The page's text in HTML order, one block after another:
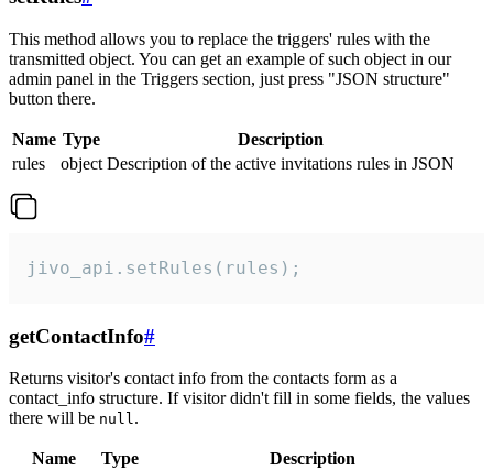
This method allows you to replace the triggers' rules with the
transmitted object. You can get an example of such object in our
admin panel in the Triggers section, just press "JSON structure"
button there.
Name Type
Description
rules
object Description of the active invitations rules in JSON
jivo_api.setRules(rules);
getContactInfo#
Returns visitor's contact info from the contacts form as a
contact_info structure. If visitor didn't fill in some fields, the values
there will be null.
Name Type
Description